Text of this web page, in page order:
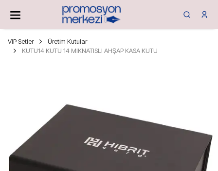
VIP Setler
Üretim Kutular
KUTU14 KUTU 14 MIKNATISLI AHŞAP KASA KUTU